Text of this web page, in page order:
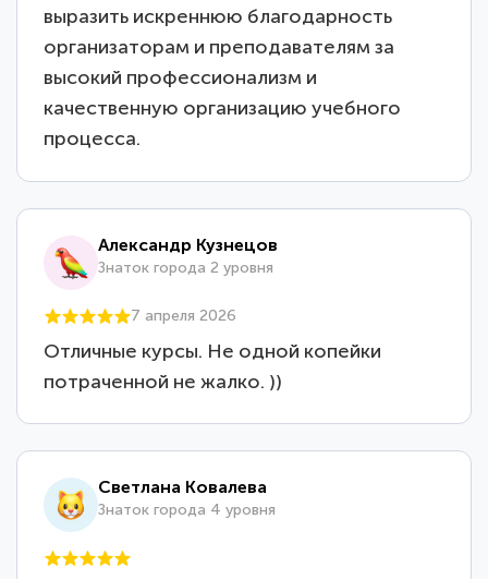
выразить искреннюю благодарность
организаторам и преподавателям за
высокий профессионализм и
качественную организацию учебного
процесса.
Александр Кузнецов
Знаток города 2 уровня
7 апреля 2026
Отличные курсы. Не одной копейки
потраченной не жалко. ))
Светлана Ковалева
Знаток города 4 уровня